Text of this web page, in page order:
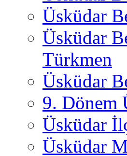
Üsküdar
Üsküdar
Türkmen
Üsküdar
9. Dönem
Üsküdar
Üsküdar